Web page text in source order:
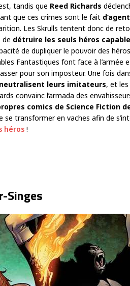
tandis que Reed Richards
que ces crimes sont le fait
Les Skrulls tentent donc de
de détruire les seuls héros
de dupliquer le pouvoir des
Fantastiques font face à l’armée
pour son imposteur. Une fois
neutralisent leurs imitateurs, et
convainc l’armada des
comics de Science Fiction
transformer en vaches afin de
héros !
Singes